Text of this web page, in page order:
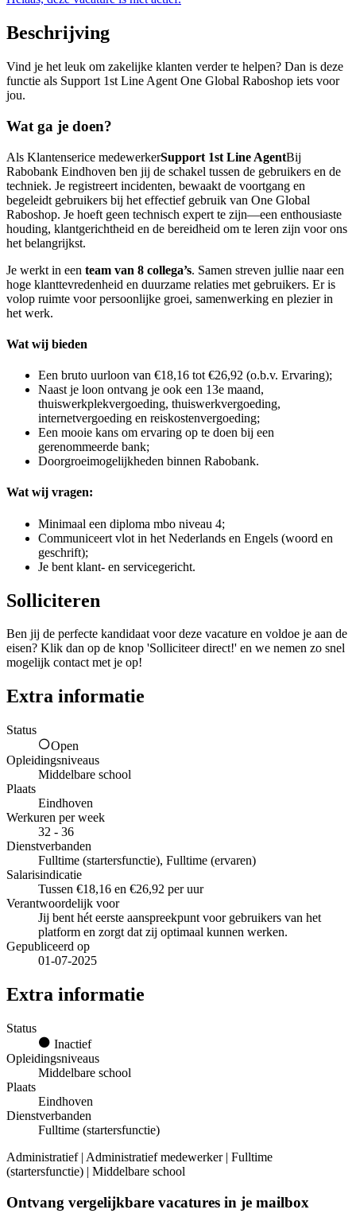
Beschrijving
Vind je het leuk om zakelijke klanten verder te helpen? Dan is deze
functie als Support 1st Line Agent One Global Raboshop iets voor
jou.
Wat ga je doen?
Als Klantenserice medewerkerSupport 1st Line AgentBij
Rabobank Eindhoven ben jij de schakel tussen de gebruikers en de
techniek. Je registreert incidenten, bewaakt de voortgang en
begeleidt gebruikers bij het effectief gebruik van One Global
Raboshop. Je hoeft geen technisch expert te zijn—een enthousiaste
houding, klantgerichtheid en de bereidheid om te leren zijn voor ons
het belangrijkst.
Je werkt in een team van 8 collega’s. Samen streven jullie naar een
hoge klanttevredenheid en duurzame relaties met gebruikers. Er is
volop ruimte voor persoonlijke groei, samenwerking en plezier in
het werk.
Wat wij bieden
Een bruto uurloon van €18,16 tot €26,92 (o.b.v. Ervaring);
Naast je loon ontvang je ook een 13e maand,
thuiswerkplekvergoeding, thuiswerkvergoeding,
internetvergoeding en reiskostenvergoeding;
Een mooie kans om ervaring op te doen bij een
gerenommeerde bank;
Doorgroeimogelijkheden binnen Rabobank.
Wat wij vragen:
Minimaal een diploma mbo niveau 4;
Communiceert vlot in het Nederlands en Engels (woord en
geschrift);
Je bent klant- en servicegericht.
Solliciteren
Ben jij de perfecte kandidaat voor deze vacature en voldoe je aan de
eisen? Klik dan op de knop 'Solliciteer direct!' en we nemen zo snel
mogelijk contact met je op!
Extra informatie
Status
Open
Opleidingsniveaus
Middelbare school
Plaats
Eindhoven
Werkuren per week
32 - 36
Dienstverbanden
Fulltime (startersfunctie), Fulltime (ervaren)
Salarisindicatie
Tussen €18,16 en €26,92 per uur
Verantwoordelijk voor
Jij bent hét eerste aanspreekpunt voor gebruikers van het
platform en zorgt dat zij optimaal kunnen werken.
Gepubliceerd op
01-07-2025
Extra informatie
Status
Inactief
Opleidingsniveaus
Middelbare school
Plaats
Eindhoven
Dienstverbanden
Fulltime (startersfunctie)
Administratief | Administratief medewerker | Fulltime
(startersfunctie) | Middelbare school
Ontvang vergelijkbare vacatures in je mailbox